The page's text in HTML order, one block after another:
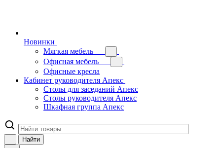
Новинки
Мягкая мебель
Офисная мебель
Офисные кресла
Кабинет руководителя Апекс
Столы для заседаний Апекс
Столы руководителя Апекс
Шкафная группа Апекс
Найти